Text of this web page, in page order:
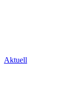
Aktuell